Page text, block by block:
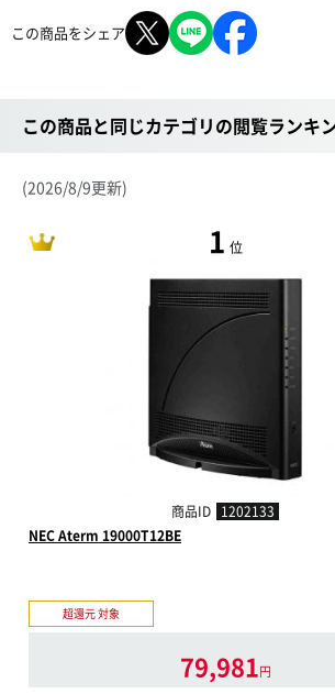
この商品をシェア
この商品と同じカテゴリの閲覧ランキ
(2026/8/9更新)
1 位
商品ID 1202133
NEC Aterm 19000T12BE
超還元 対象
79,981円